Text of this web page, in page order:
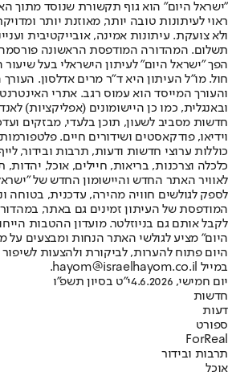
"ישראל היום" הוא גוף תקשורת שנוסד מתוך
ראוי לעיתונות טובה יותר, מאוזנת יותר
ולא צועקת. עיתונות אמינה, אובייקטיבית
הפך "ישראל היום" לעיתון הישראלי בעל
חול. מו"ל העיתון היא ד"ר מרים אדלסון.
והעורך המייסד הוא עמוס רגב. אתרי
חדשות מסביב לשעון, תוכן בלעדי, מבזקים
וידיאו, פודקאסטים ושידורים חיים.
כוללות ערוצי חדשות ודעות, תרבות ובידור,
לאוויר האתר החדש והיישומון החדש של
לספק לגולשים חוויה מהירה, עדכנית, בטוחה
המודפסת של העיתון זמינים גם באתר,
לקבל אותם גם בניוזלטר. מועדון ההטבות
היום" מציע לגולשי האתר הנחות ומבצעים על
היום פתוח להערות, לביקורת ולהצעות
במייל hayom@israelhayom.co.il.
יום חמישי, 4.6.2026
י"ט בסיון תשפ"ו
חדשות
דעות
ספורט
ForReal
תרבות ובידור
אוכל